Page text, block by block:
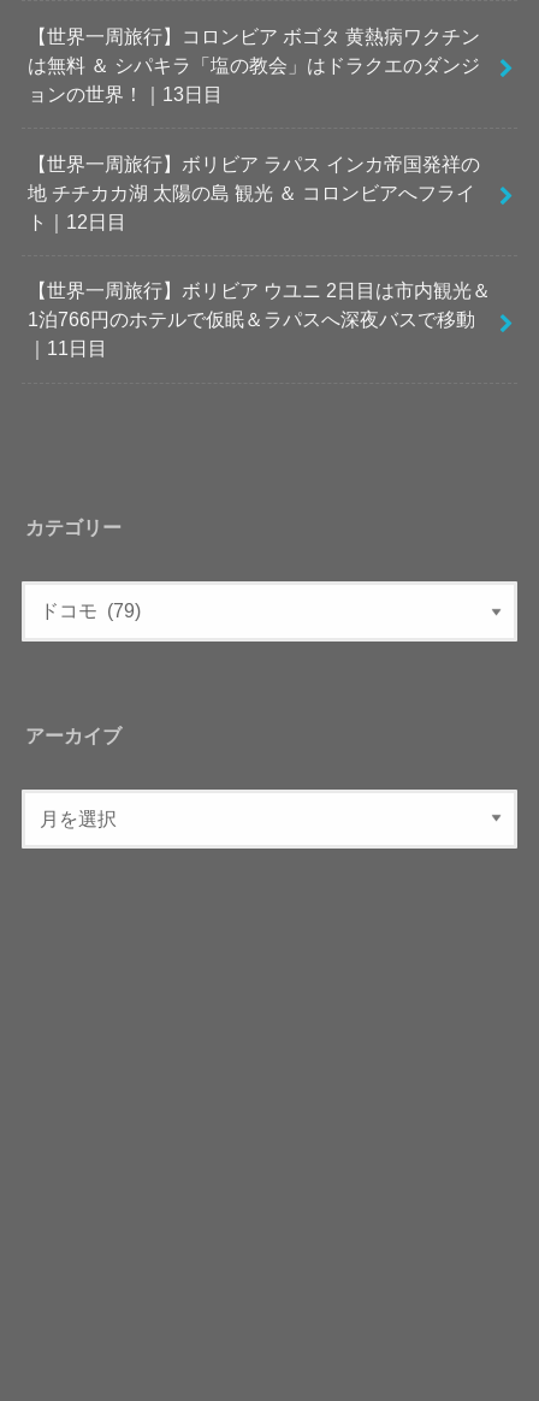
【世界一周旅行】コロンビア ボゴタ 黄熱病ワクチン
は無料 ＆ シパキラ「塩の教会」はドラクエのダンジ
ョンの世界！｜13日目
【世界一周旅行】ボリビア ラパス インカ帝国発祥の
地 チチカカ湖 太陽の島 観光 ＆ コロンビアへフライ
ト｜12日目
【世界一周旅行】ボリビア ウユニ 2日目は市内観光＆
1泊766円のホテルで仮眠＆ラパスへ深夜バスで移動
｜11日目
カテゴリー
アーカイブ